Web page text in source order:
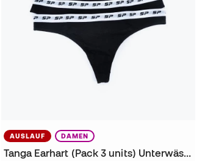
AUSLAUF DAMEN
Tanga Earhart (Pack 3 units) Unterwäsche